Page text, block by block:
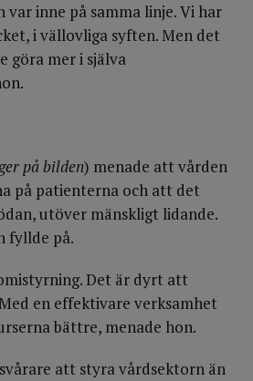
var inne på samma linje. Vi har
i vällovliga syften. Men det
göra mer i själva
på bilden) menade att vården
på patienterna och att det
utöver mänskligt lidande.
fyllde på.
Det är dyrt att
en effektivare verksamhet
bättre, menade hon.
att styra vårdsektorn än